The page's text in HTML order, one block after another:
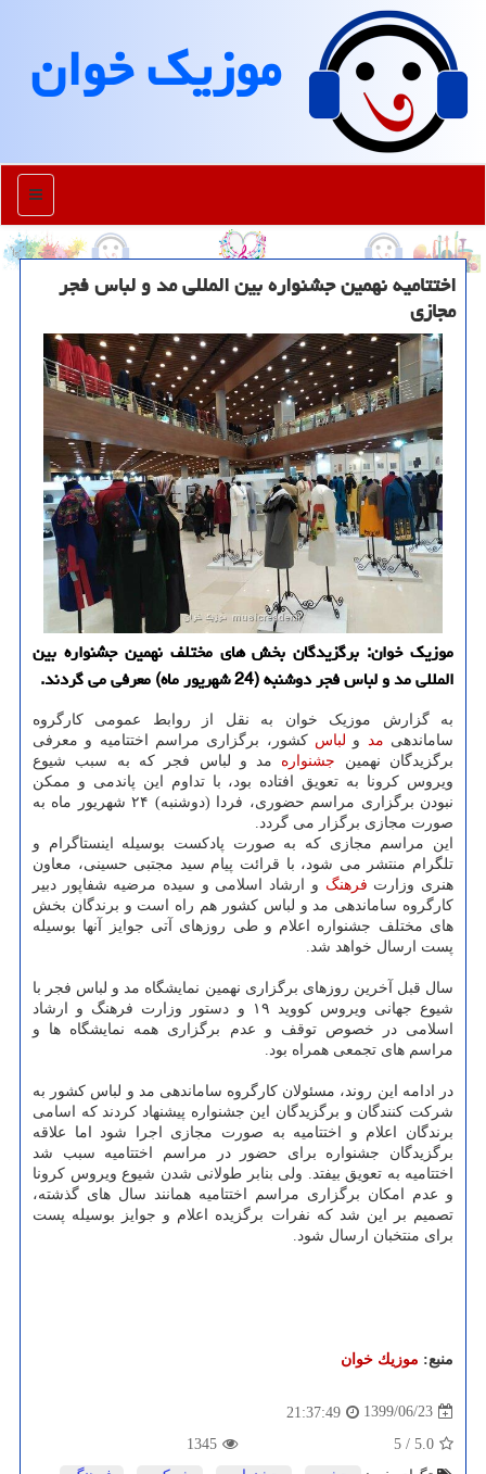
موزیك خوان
منو
اختتامیه نهمین جشنواره بین المللی مد و لباس فجر
مجازی
موزیك خوان: برگزیدگان بخش های مختلف نهمین جشنواره بین
المللی مد و لباس فجر دوشنبه (24 شهریور ماه) معرفی می گردند.
به گزارش موزیک خوان به نقل از روابط عمومی کارگروه
ساماندهی مد و لباس کشور، برگزاری مراسم اختتامیه و معرفی
برگزیدگان نهمین جشنواره مد و لباس فجر که به سبب شیوع
ویروس کرونا به تعویق افتاده بود، با تداوم این پاندمی و ممکن
نبودن برگزاری مراسم حضوری، فردا (دوشنبه) ۲۴ شهریور ماه به
صورت مجازی برگزار می گردد.
این مراسم مجازی که به صورت پادکست بوسیله اینستاگرام و
تلگرام منتشر می شود، با قرائت پیام سید مجتبی حسینی، معاون
هنری وزارت فرهنگ و ارشاد اسلامی و سیده مرضیه شفاپور دبیر
کارگروه ساماندهی مد و لباس کشور هم راه است و برندگان بخش
های مختلف جشنواره اعلام و طی روزهای آتی جوایز آنها بوسیله
پست ارسال خواهد شد.
سال قبل آخرین روزهای برگزاری نهمین نمایشگاه مد و لباس فجر با
شیوع جهانی ویروس کووید ۱۹ و دستور وزارت فرهنگ و ارشاد
اسلامی در خصوص توقف و عدم برگزاری همه نمایشگاه ها و
مراسم های تجمعی همراه بود.
در ادامه این روند، مسئولان کارگروه ساماندهی مد و لباس کشور به
شرکت کنندگان و برگزیدگان این جشنواره پیشنهاد کردند که اسامی
برندگان اعلام و اختتامیه به صورت مجازی اجرا شود اما علاقه
برگزیدگان جشنواره برای حضور در مراسم اختتامیه سبب شد
اختتامیه به تعویق بیفتد. ولی بنابر طولانی شدن شیوع ویروس کرونا
و عدم امکان برگزاری مراسم اختتامیه همانند سال های گذشته،
تصمیم بر این شد که نفرات برگزیده اعلام و جوایز بوسیله پست
برای منتخبان ارسال شود.
منبع: موزیك خوان
1399/06/23
21:37:49
5.0
/
5
1345